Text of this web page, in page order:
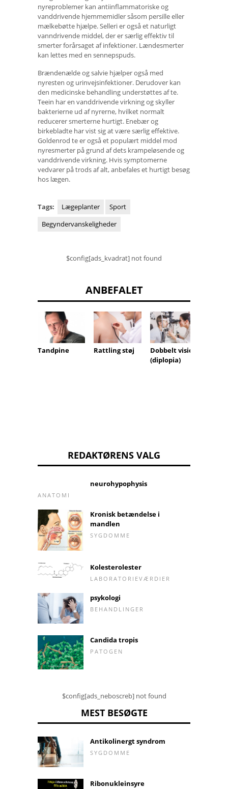
nyreproblemer kan antiinflammatoriske og
vanddrivende hjemmemidler såsom persille eller
mælkebøtte hjælpe. Selleri er også et naturligt
vanndrivende middel, der er særlig effektiv til
smerter forårsaget af infektioner. Lændesmerter
kan lettes med en sennepspuds.
Brændenælde og salvie hjælper også med
nyresten og urinvejsinfektioner. Derudover kan
den medicinske behandling understøttes af te.
Teein har en vanddrivende virkning og skyller
bakterierne ud af nyrerne, hvilket normalt
reducerer smerterne hurtigt. Enebær og
birkebladte har vist sig at være særlig effektive.
Goldenrod te er også et populært middel mod
nyresmerter på grund af dets krampeløsende og
vanddrivende virkning. Hvis symptomerne
vedvarer på trods af alt, anbefales et hurtigt besøg
hos lægen.
Tags: Lægeplanter
Sport
Begyndervanskeligheder
$config[ads_kvadrat] not found
ANBEFALET
Tandpine Rattling støj
Dobbelt vision
(diplopia)
REDAKTØRENS VALG
neurohypophysis
ANATOMI
Kronisk betændelse i
mandlen
SYGDOMME
Kolesterolester
LABORATORIEVÆRDIER
psykologi
BEHANDLINGER
Candida tropis
PATOGEN
$config[ads_neboscreb] not found
MEST BESØGTE
Antikolinergt syndrom
SYGDOMME
Ribonukleinsyre